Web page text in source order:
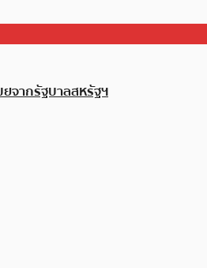
ยจากรัฐบาลสหรัฐฯ